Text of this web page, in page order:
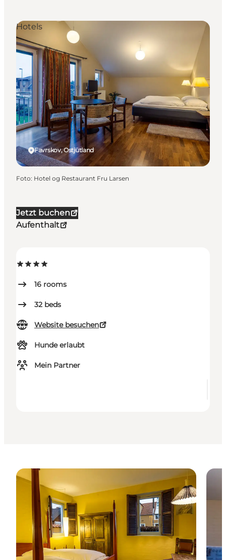
Jetzt buchen
Aufenthalt
16 rooms
32 beds
Website besuchen
Hunde erlaubt
Mein Partner
Favrskov, Ostjütland
Hotels
Foto: Hotel og Restaurant Fru Larsen